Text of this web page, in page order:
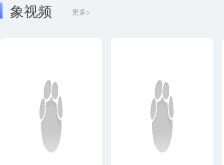
象视频 更多>